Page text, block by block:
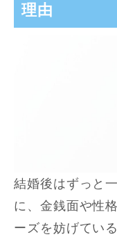
理由
結婚後はずっと
に、金銭面や性
ーズを妨げてい